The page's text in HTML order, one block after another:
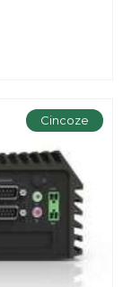
Cincoze